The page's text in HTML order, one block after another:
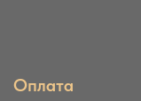
Оплата